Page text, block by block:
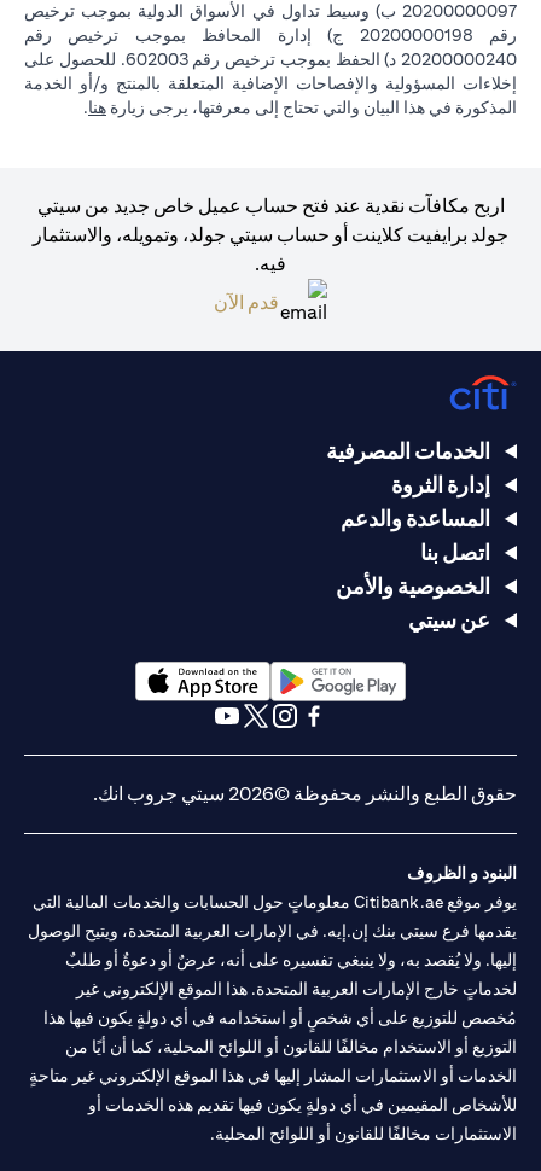
20200000097 ب) وسيط تداول في الأسواق الدولية بموجب ترخيص
رقم 20200000198 ج) إدارة المحافظ بموجب ترخيص رقم
20200000240 د) الحفظ بموجب ترخيص رقم 602003. للحصول على
إخلاءات المسؤولية والإفصاحات الإضافية المتعلقة بالمنتج و/أو الخدمة
المذكورة في هذا البيان والتي تحتاج إلى معرفتها، يرجى زيارة هنا.
اربح مكافآت نقدية عند فتح حساب عميل خاص جديد من سيتي
جولد برايفيت كلاينت أو حساب سيتي جولد، وتمويله، والاستثمار
فيه.
قدم الآن
الخدمات المصرفية
إدارة الثروة
المساعدة والدعم
اتصل بنا
الخصوصية والأمن
عن سيتي
(opens in a new tab)
حقوق الطبع والنشر محفوظة ©2026 سيتي جروب انك.
البنود و الظروف
يوفر موقع Citibank.ae معلوماتٍ حول الحسابات والخدمات المالية التي
يقدمها فرع سيتي بنك إن.إيه. في الإمارات العربية المتحدة، ويتيح الوصول
إليها. ولا يُقصد به، ولا ينبغي تفسيره على أنه، عرضٌ أو دعوةٌ أو طلبٌ
لخدماتٍ خارج الإمارات العربية المتحدة. هذا الموقع الإلكتروني غير
مُخصص للتوزيع على أي شخصٍ أو استخدامه في أي دولةٍ يكون فيها هذا
التوزيع أو الاستخدام مخالفًا للقانون أو اللوائح المحلية، كما أن أيًا من
الخدمات أو الاستثمارات المشار إليها في هذا الموقع الإلكتروني غير متاحةٍ
للأشخاص المقيمين في أي دولةٍ يكون فيها تقديم هذه الخدمات أو
الاستثمارات مخالفًا للقانون أو اللوائح المحلية.